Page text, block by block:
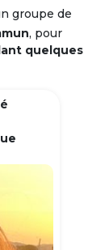
groupe de
, pour
quelques